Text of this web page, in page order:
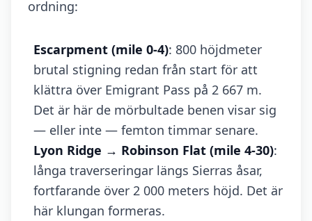
ordning:
Escarpment (mile 0-4): 800 höjdmeter
brutal stigning redan från start för att
klättra över Emigrant Pass på 2 667 m.
Det är här de mörbultade benen visar sig
— eller inte — femton timmar senare.
Lyon Ridge → Robinson Flat (mile 4-30):
långa traverseringar längs Sierras åsar,
fortfarande över 2 000 meters höjd. Det är
här klungan formeras.